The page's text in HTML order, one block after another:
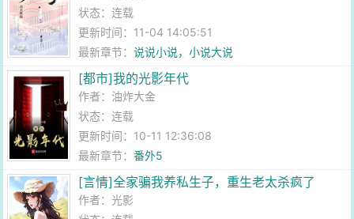
状态：连载
更新时间：11-04 14:05:51
最新章节：说说小说，小说大说
[都市]我的光影年代
作者： 油炸大金
状态：连载
更新时间：10-11 12:36:08
最新章节：番外5
[言情]全家骗我养私生子，重生老太杀疯了
作者：光影